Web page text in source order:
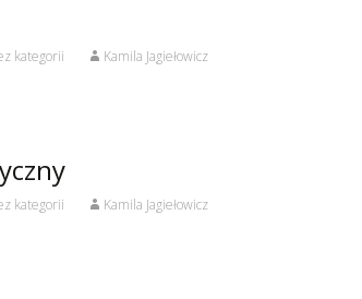
kategorii Kamila Jagiełowicz
kategorii Kamila Jagiełowicz